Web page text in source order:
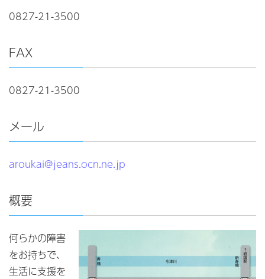
0827-21-3500
FAX
0827-21-3500
メール
aroukai@jeans.ocn.ne.jp
概要
何らかの障害
をお持ちで、
生活に支援を